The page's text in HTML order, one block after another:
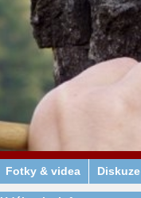
Fotky & videa Diskuze